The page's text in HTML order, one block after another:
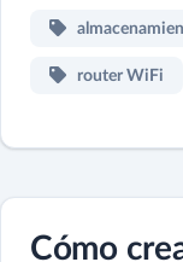
router WiFi
Cómo